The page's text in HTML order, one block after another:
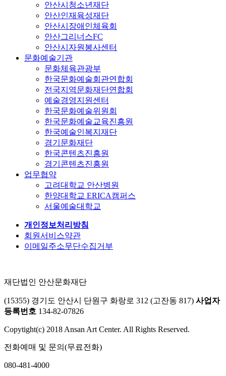
안산시청소년재단
안산인재육성재단
안산시장애인체육회
안산그리너스FC
안산시자원봉사센터
문화예술기관
문화체육관광부
한국문화예술회관연합회
전국지역문화재단연합회
예술경영지원센터
한국문화예술위원회
한국문화예술교육진흥원
한국예술인복지재단
경기문화재단
한국콘텐츠진흥원
경기콘텐츠진흥원
업무협약
고려대학교 안산병원
한양대학교 ERICA캠퍼스
서울예술대학교
개인정보처리방침
회원서비스약관
이메일주소무단수집거부
재단법인 안산문화재단
(15355) 경기도 안산시 단원구 화랑로 312 (고잔동 817) 사업자
등록번호 134-82-07826
Copytight(c) 2018 Ansan Art Center. All Rights Reserved.
전화예매 및 문의(무료전화)
080-481-4000